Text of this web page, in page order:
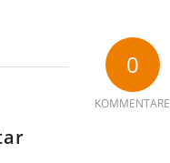
0
KOMMENTARE